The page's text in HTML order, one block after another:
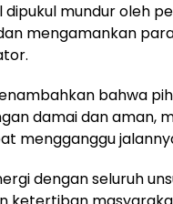
dipukul mundur oleh
mengamankan
bahwa
damai dan aman,
mengganggu
dengan seluruh